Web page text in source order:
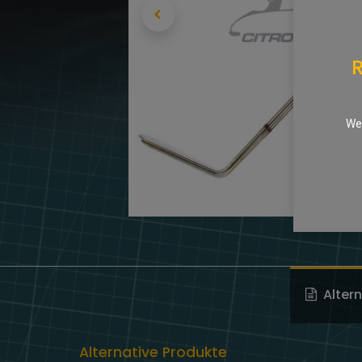
Alternative Produkte